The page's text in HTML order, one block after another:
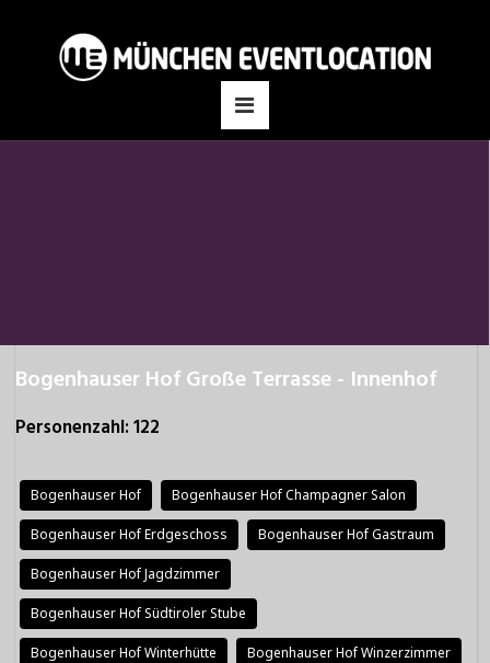
Bogenhauser Hof Große Terrasse - Innenhof
Personenzahl: 122
Bogenhauser Hof Bogenhauser Hof Champagner Salon
Bogenhauser Hof Erdgeschoss Bogenhauser Hof Gastraum
Bogenhauser Hof Jagdzimmer
Bogenhauser Hof Südtiroler Stube
Bogenhauser Hof Winterhütte Bogenhauser Hof Winzerzimmer